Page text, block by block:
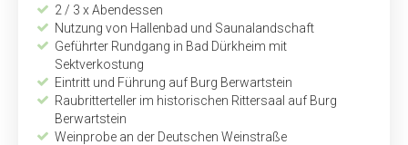
2 / 3 x Abendessen
Nutzung von Hallenbad und Saunalandschaft
Geführter Rundgang in Bad Dürkheim mit
Sektverkostung
Eintritt und Führung auf Burg Berwartstein
Raubritterteller im historischen Rittersaal auf Burg
Berwartstein
Weinprobe an der Deutschen Weinstraße